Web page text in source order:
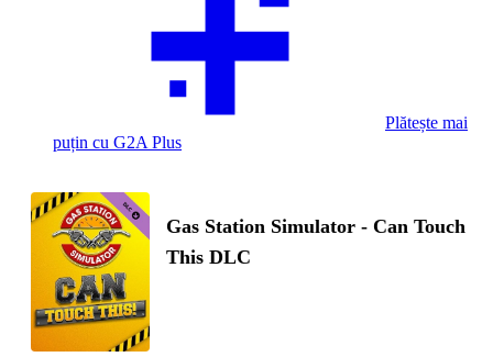
Plătește mai
puțin cu G2A Plus
Gas Station Simulator - Can Touch
This DLC